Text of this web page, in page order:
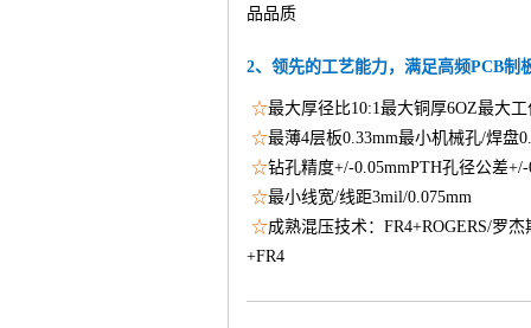
品品质
2、领先的工艺能力，满足高频PCB制
☆最大厚径比10:1最大铜厚6OZ最大工
☆最薄4层板0.33mm最小机械孔/焊盘
☆钻孔精度+/-0.05mmPTH孔径公差+/-
☆最小线宽/线距3mil/0.075mm
☆成熟混压技术：FR4+ROGERS/罗
+FR4